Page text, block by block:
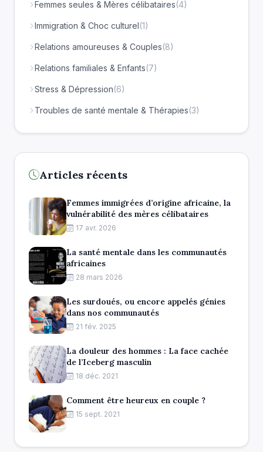
Femmes seules & Mères célibataires(4)
Immigration & Choc culturel(1)
Relations amoureuses & Couples(8)
Relations familiales & Enfants(7)
Stress & Dépression(6)
Troubles de santé mentale & Thérapies(3)
Articles récents
Femmes immigrées d’origine africaine, la
vulnérabilité des mères célibataires
17 avr. 2026
La santé mentale dans les communautés
africaines
28 mars 2026
Les surdoués, ou encore appelés génies
dans nos communautés
21 fév. 2025
La douleur des hommes : La face cachée
de l’Iceberg masculin
18 déc. 2021
Comment être heureux en couple ?
15 sept. 2021